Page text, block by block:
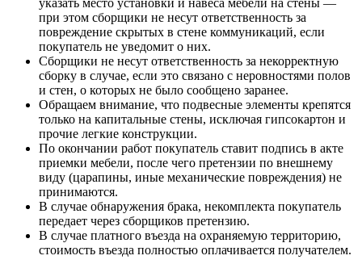
при этом сборщики не несут ответственность за
повреждение скрытых в стене коммуникаций, если
покупатель не уведомит о них.
Сборщики не несут ответственность за некорректную
сборку в случае, если это связано с неровностями полов
и стен, о которых не было сообщено заранее.
Обращаем внимание, что подвесные элементы крепятся
только на капитальные стены, исключая гипсокартон и
прочие легкие конструкции.
По окончании работ покупатель ставит подпись в акте
приемки мебели, после чего претензии по внешнему
виду (царапины, иные механические повреждения) не
принимаются.
В случае обнаружения брака, некомплекта покупатель
передает через сборщиков претензию.
В случае платного въезда на охраняемую территорию,
стоимость въезда полностью оплачивается получателем.